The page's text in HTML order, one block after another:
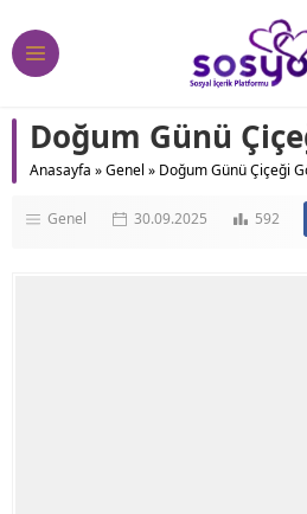
Doğum Günü
Anasayfa »Genel » Doğum Günü Çiçeği
Genel 30.09.2025 592